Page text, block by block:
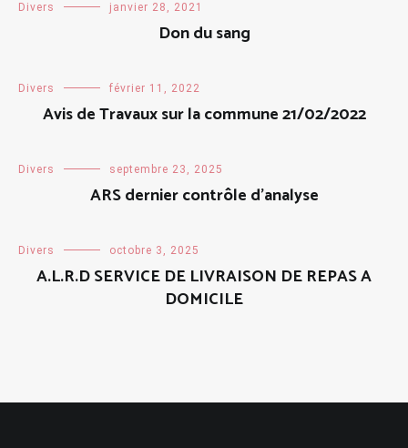
Divers janvier 28, 2021
Don du sang
Divers février 11, 2022
Avis de Travaux sur la commune 21/02/2022
Divers septembre 23, 2025
ARS dernier contrôle d’analyse
Divers octobre 3, 2025
A.L.R.D SERVICE DE LIVRAISON DE REPAS A
DOMICILE